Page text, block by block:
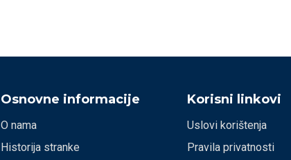
Osnovne informacije
O nama
Historija stranke
Korisni linkovi
Uslovi korištenja
Pravila privatnosti